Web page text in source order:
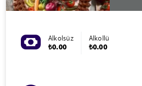
Alkolsüz
₺0.00
Alkollü
₺0.00